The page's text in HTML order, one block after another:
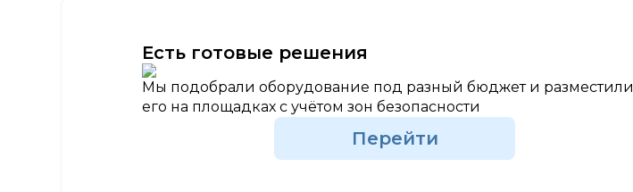
Есть готовые решения
Мы подобрали оборудование под разный бюджет и разместили
его на площадках с учётом зон безопасности
Перейти